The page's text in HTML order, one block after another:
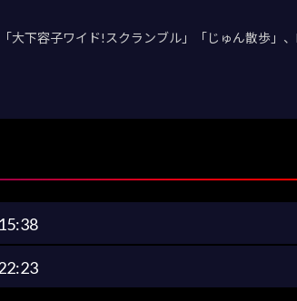
大下容子ワイド!スクランブル」「じゅん散歩」